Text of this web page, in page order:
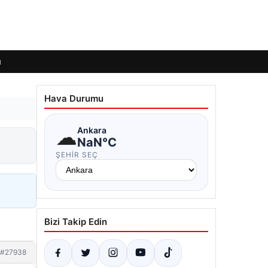
#27938
Hava Durumu
☁Ankara
NaN°C
ŞEHIR SEÇ
Bizi Takip Edin